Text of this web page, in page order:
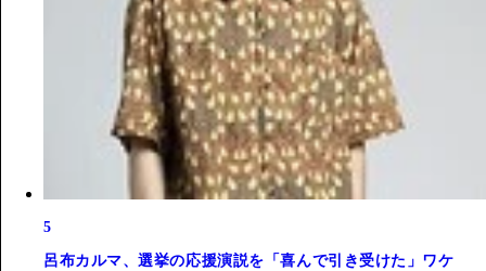
5
呂布カルマ、選挙の応援演説を「喜んで引き受けた」ワケ